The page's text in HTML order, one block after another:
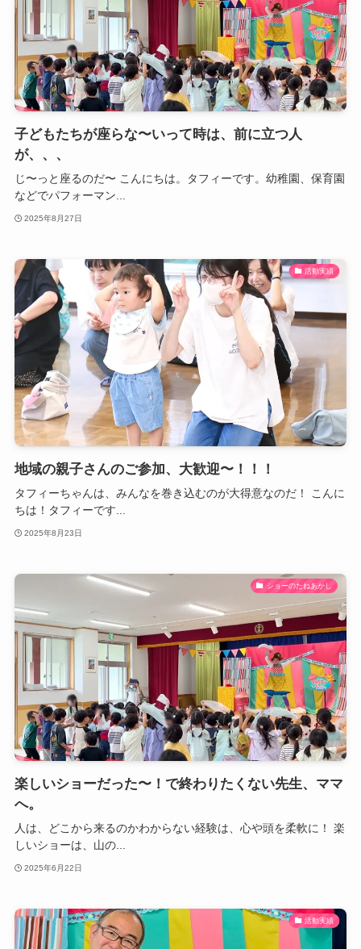
子どもたちが座らな〜いって時は、前に立つ人
が、、、
じ〜っと座るのだ〜 こんにちは。タフィーです。幼稚園、保育園
などでパフォーマン...
2025年8月27日
活動実績
地域の親子さんのご参加、大歓迎〜！！！
タフィーちゃんは、みんなを巻き込むのが大得意なのだ！ こんに
ちは！タフィーです...
2025年8月23日
ショーのたねあかし
楽しいショーだった〜！で終わりたくない先生、ママ
へ。
人は、どこから来るのかわからない経験は、心や頭を柔軟に！ 楽
しいショーは、山の...
2025年6月22日
活動実績